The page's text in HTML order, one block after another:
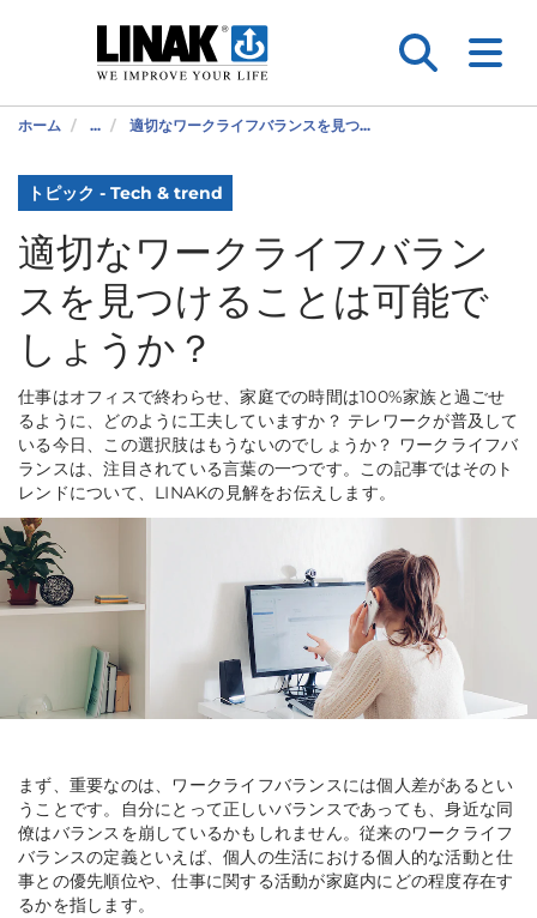
ホーム ... 適切なワークライフバランスを見つ...
トピック - Tech & trend
適切なワークライフバラン
スを見つけることは可能で
しょうか？
仕事はオフィスで終わらせ、家庭での時間は100%家族と過ごせ
るように、どのように工夫していますか？ テレワークが普及して
いる今日、この選択肢はもうないのでしょうか？ ワークライフバ
ランスは、注目されている言葉の一つです。この記事ではそのト
レンドについて、LINAKの見解をお伝えします。
まず、重要なのは、ワークライフバランスには個人差があるとい
うことです。自分にとって正しいバランスであっても、身近な同
僚はバランスを崩しているかもしれません。従来のワークライフ
バランスの定義といえば、個人の生活における個人的な活動と仕
事との優先順位や、仕事に関する活動が家庭内にどの程度存在す
るかを指します。